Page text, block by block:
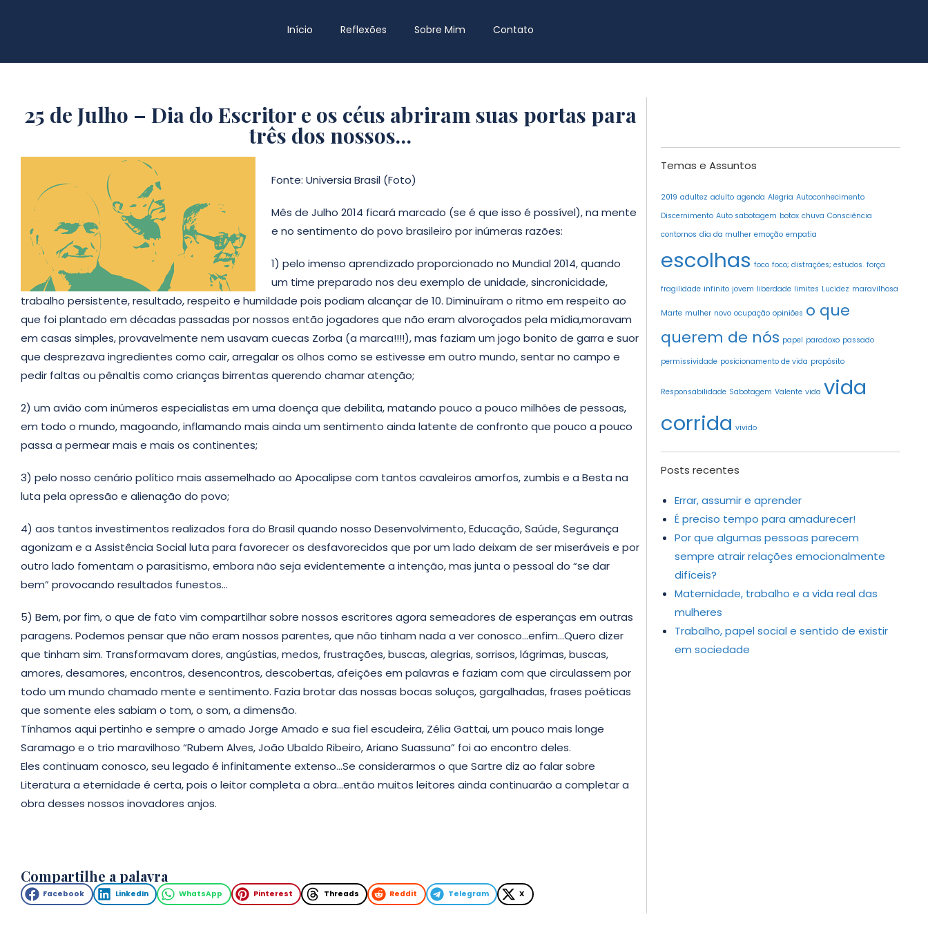
Início Reflexões Sobre Mim Contato
Temas e Assuntos
2019 adultez adulto agenda Alegria Autoconhecimento
Discernimento Auto sabotagem botox chuva Consciência
contornos dia da mulher emoção empatia
escolhas foco foco; distrações; estudos. força
fragilidade infinito jovem liberdade limites Lucidez maravilhosa
Marte mulher novo ocupação opiniões o que
querem de nós papel paradoxo passado
permissividade posicionamento de vida propósito
Responsabilidade Sabotagem Valente vida vida
corrida vivido
Posts recentes
Errar, assumir e aprender
É preciso tempo para amadurecer!
Por que algumas pessoas parecem
sempre atrair relações emocionalmente
difíceis?
Maternidade, trabalho e a vida real das
mulheres
Trabalho, papel social e sentido de existir
em sociedade
25 de Julho – Dia do Escritor e os céus abriram suas portas para
três dos nossos…
Fonte: Universia Brasil (Foto)
Mês de Julho 2014 ficará marcado (se é que isso é possível), na mente
e no sentimento do povo brasileiro por inúmeras razões:
1) pelo imenso aprendizado proporcionado no Mundial 2014, quando
um time preparado nos deu exemplo de unidade, sincronicidade,
trabalho persistente, resultado, respeito e humildade pois podiam alcançar de 10. Diminuíram o ritmo em respeito ao
que foi plantado em décadas passadas por nossos então jogadores que não eram alvoroçados pela mídia,moravam
em casas simples, provavelmente nem usavam cuecas Zorba (a marca!!!!), mas faziam um jogo bonito de garra e suor
que desprezava ingredientes como cair, arregalar os olhos como se estivesse em outro mundo, sentar no campo e
pedir faltas ou pênaltis como crianças birrentas querendo chamar atenção;
2) um avião com inúmeros especialistas em uma doença que debilita, matando pouco a pouco milhões de pessoas,
em todo o mundo, magoando, inflamando mais ainda um sentimento ainda latente de confronto que pouco a pouco
passa a permear mais e mais os continentes;
3) pelo nosso cenário político mais assemelhado ao Apocalipse com tantos cavaleiros amorfos, zumbis e a Besta na
luta pela opressão e alienação do povo;
4) aos tantos investimentos realizados fora do Brasil quando nosso Desenvolvimento, Educação, Saúde, Segurança
agonizam e a Assistência Social luta para favorecer os desfavorecidos que por um lado deixam de ser miseráveis e por
outro lado fomentam o parasitismo, embora não seja evidentemente a intenção, mas junta o pessoal do “se dar
bem” provocando resultados funestos…
5) Bem, por fim, o que de fato vim compartilhar sobre nossos escritores agora semeadores de esperanças em outras
paragens. Podemos pensar que não eram nossos parentes, que não tinham nada a ver conosco…enfim…Quero dizer
que tinham sim. Transformavam dores, angústias, medos, frustrações, buscas, alegrias, sorrisos, lágrimas, buscas,
amores, desamores, encontros, desencontros, descobertas, afeições em palavras e faziam com que circulassem por
todo um mundo chamado mente e sentimento. Fazia brotar das nossas bocas soluços, gargalhadas, frases poéticas
que somente eles sabiam o tom, o som, a dimensão.
Tínhamos aqui pertinho e sempre o amado Jorge Amado e sua fiel escudeira, Zélia Gattai, um pouco mais longe
Saramago e o trio maravilhoso “Rubem Alves, João Ubaldo Ribeiro, Ariano Suassuna” foi ao encontro deles.
Eles continuam conosco, seu legado é infinitamente extenso…Se considerarmos o que Sartre diz ao falar sobre
Literatura a eternidade é certa, pois o leitor completa a obra…então muitos leitores ainda continuarão a completar a
obra desses nossos inovadores anjos.
Compartilhe a palavra
Facebook LinkedIn WhatsApp Pinterest Threads Reddit Telegram X